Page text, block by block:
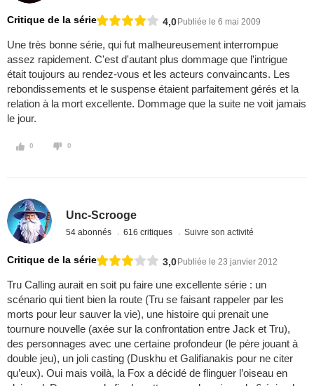
Critique de la série 4,0 Publiée le 6 mai 2009
Une très bonne série, qui fut malheureusement interrompue
assez rapidement. C'est d'autant plus dommage que l'intrigue
était toujours au rendez-vous et les acteurs convaincants. Les
rebondissements et le suspense étaient parfaitement gérés et la
relation à la mort excellente. Dommage que la suite ne voit jamais
le jour.
0 0
Unc-Scrooge
54 abonnés 616 critiques Suivre son activité
Critique de la série 3,0 Publiée le 23 janvier 2012
Tru Calling aurait en soit pu faire une excellente série : un
scénario qui tient bien la route (Tru se faisant rappeler par les
morts pour leur sauver la vie), une histoire qui prenait une
tournure nouvelle (axée sur la confrontation entre Jack et Tru),
des personnages avec une certaine profondeur (le père jouant à
double jeu), un joli casting (Duskhu et Galifianakis pour ne citer
qu’eux). Oui mais voilà, la Fox a décidé de flinguer l’oiseau en